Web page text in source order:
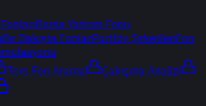
Borsa Yatırım Fonu
Bir Bakışta FonlarPortföy ŞirketleriFon
Ters Fon Arama
Çakışma Analizi